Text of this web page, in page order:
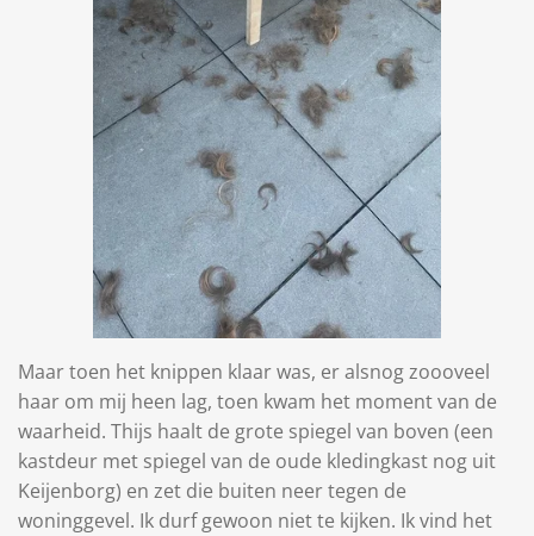
Maar toen het knippen klaar was, er alsnog zoooveel
haar om mij heen lag, toen kwam het moment van de
waarheid. Thijs haalt de grote spiegel van boven (een
kastdeur met spiegel van de oude kledingkast nog uit
Keijenborg) en zet die buiten neer tegen de
woninggevel. Ik durf gewoon niet te kijken. Ik vind het